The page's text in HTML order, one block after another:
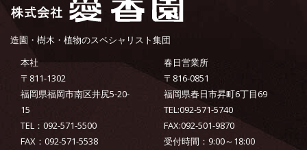
造園・樹木・植物のスペシャリスト集団
本社
〒811-1302
福岡県福岡市南区井尻5-20-
15
TEL：092-571-5500
FAX：092-571-5538
春日営業所
〒816-0851
福岡県春日市昇町6丁目69
TEL:092-571-5740
FAX:092-501-9870
受付時間：9:00～18:00